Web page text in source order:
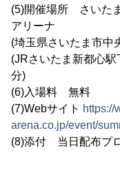
(5)開催場所 さいた
アリーナ
(埼玉県さいたま市中
(JRさいたま新都心
分)
(6)入場料 無料
(7)Webサイト https://
arena.co.jp/event/
(8)添付 当日配布プ